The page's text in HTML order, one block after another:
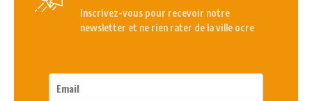
Inscrivez-vous pour recevoir notre
newsletter et ne rien rater de la ville ocre